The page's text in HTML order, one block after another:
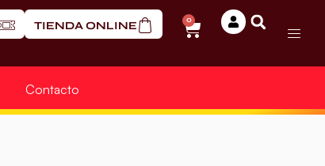
TIENDA ONLINE 0
Contacto